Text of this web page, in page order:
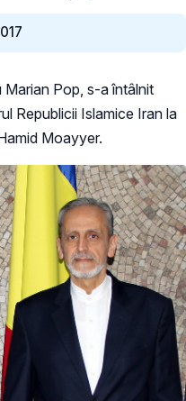
Marian Pop, s-a întâlnit
Republicii Islamice Iran la
Moayyer.